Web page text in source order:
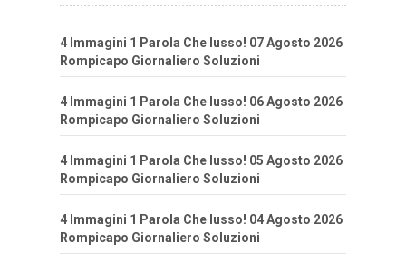
4 Immagini 1 Parola Che lusso! 07 Agosto 2026
Rompicapo Giornaliero Soluzioni
4 Immagini 1 Parola Che lusso! 06 Agosto 2026
Rompicapo Giornaliero Soluzioni
4 Immagini 1 Parola Che lusso! 05 Agosto 2026
Rompicapo Giornaliero Soluzioni
4 Immagini 1 Parola Che lusso! 04 Agosto 2026
Rompicapo Giornaliero Soluzioni